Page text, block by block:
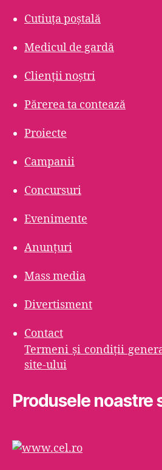
Cutiuța poștală
Medicul de gardă
Clienții noștri
Părerea ta contează
Proiecte
Campanii
Concursuri
Evenimente
Anunțuri
Mass media
Divertisment
Contact
Termeni şi condiţii
site-ului
Produsele noastre